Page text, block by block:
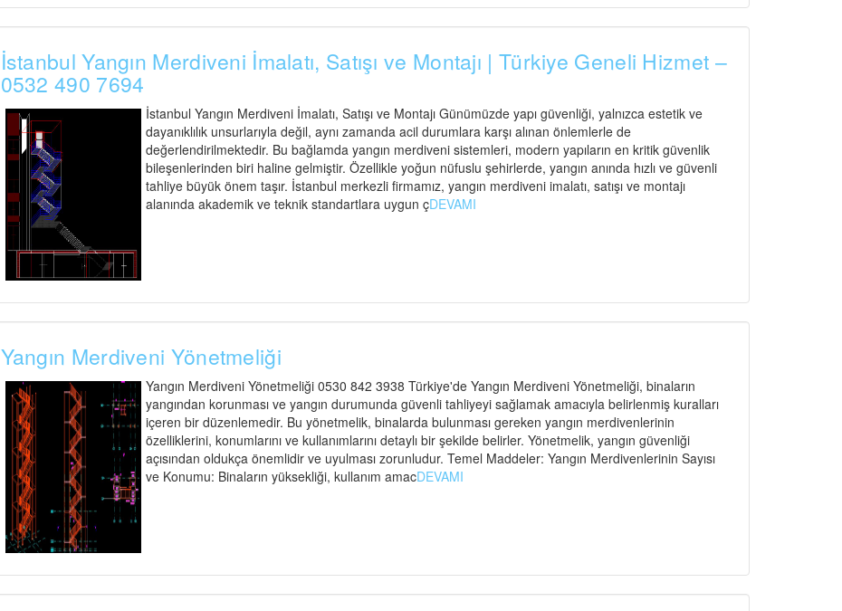
İstanbul Yangın Merdiveni İmalatı, Satışı ve Montajı | Türkiye Geneli Hizmet –
0532 490 7694
İstanbul Yangın Merdiveni İmalatı, Satışı ve Montajı Günümüzde yapı güvenliği, yalnızca estetik ve
dayanıklılık unsurlarıyla değil, aynı zamanda acil durumlara karşı alınan önlemlerle de
değerlendirilmektedir. Bu bağlamda yangın merdiveni sistemleri, modern yapıların en kritik güvenlik
bileşenlerinden biri haline gelmiştir. Özellikle yoğun nüfuslu şehirlerde, yangın anında hızlı ve güvenli
tahliye büyük önem taşır. İstanbul merkezli firmamız, yangın merdiveni imalatı, satışı ve montajı
alanında akademik ve teknik standartlara uygun çDEVAMI
Yangın Merdiveni Yönetmeliği
Yangın Merdiveni Yönetmeliği 0530 842 3938 Türkiye'de Yangın Merdiveni Yönetmeliği, binaların
yangından korunması ve yangın durumunda güvenli tahliyeyi sağlamak amacıyla belirlenmiş kuralları
içeren bir düzenlemedir. Bu yönetmelik, binalarda bulunması gereken yangın merdivenlerinin
özelliklerini, konumlarını ve kullanımlarını detaylı bir şekilde belirler. Yönetmelik, yangın güvenliği
açısından oldukça önemlidir ve uyulması zorunludur. Temel Maddeler: Yangın Merdivenlerinin Sayısı
ve Konumu: Binaların yüksekliği, kullanım amacDEVAMI